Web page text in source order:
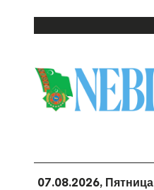
07.08.2026, Пятница